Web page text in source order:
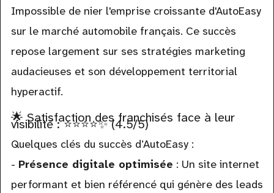
Impossible de nier l'emprise croissante d'AutoEasy
sur le marché automobile français. Ce succès
repose largement sur ses stratégies marketing
audacieuses et son développement territorial
hyperactif.
🌟 Satisfaction des franchisés face à leur
visibilité : ⭐⭐⭐⭐✨ (4.5/5)
Quelques clés du succès d’AutoEasy :
- Présence digitale optimisée : Un site internet
performant et bien référencé qui génère des leads